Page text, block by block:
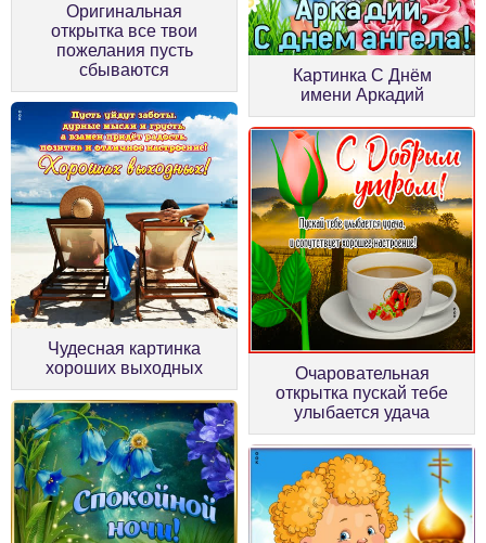
Оригинальная
открытка все твои
пожелания пусть
сбываются
Картинка С Днём
имени Аркадий
Чудесная картинка
хороших выходных
Очаровательная
открытка пускай тебе
улыбается удача